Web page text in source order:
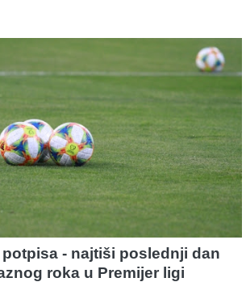
- najtiši poslednji dan
roka u Premijer ligi